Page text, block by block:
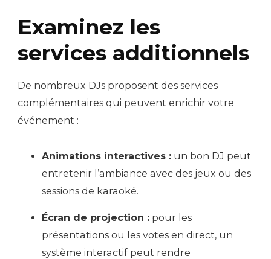
Examinez les
services additionnels
De nombreux DJs proposent des services
complémentaires qui peuvent enrichir votre
événement :
Animations interactives : un bon DJ peut
entretenir l’ambiance avec des jeux ou des
sessions de karaoké.
Écran de projection : pour les
présentations ou les votes en direct, un
système interactif peut rendre